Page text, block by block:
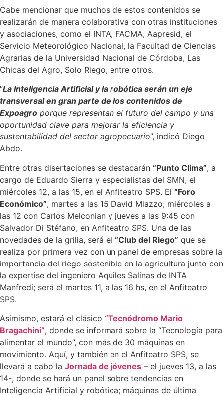
Cabe mencionar que muchos de estos contenidos se
realizarán de manera colaborativa con otras instituciones
y asociaciones, como el INTA, FACMA, Aapresid, el
Servicio Meteorológico Nacional, la Facultad de Ciencias
Agrarias de la Universidad Nacional de Córdoba, Las
Chicas del Agro, Solo Riego, entre otros.
“La Inteligencia Artificial y la robótica serán un eje
transversal en gran parte de los contenidos de
Expoagro porque representan el futuro del campo y una
oportunidad clave para mejorar la eficiencia y
sustentabilidad del sector agropecuario”, indicó Diego
Abdo.
Entre otras disertaciones se destacarán “Punto Clima”, a
cargo de Eduardo Sierra y especialistas del SMN, el
miércoles 12, a las 15, en el Anfiteatro SPS. El “Foro
Económico”, martes a las 15 David Miazzo; miércoles a
las 12 con Carlos Melconian y jueves a las 9:45 con
Salvador Di Stéfano, en Anfiteatro SPS. Una de las
novedades de la grilla, será el “Club del Riego” que se
realiza por primera vez con un panel de empresas sobre la
importancia del riego sostenible en la agricultura junto con
la expertise del ingeniero Aquiles Salinas de INTA
Manfredi; será el martes 11, a las 16 hs, en el Anfiteatro
SPS.
Asimismo, estará el clásico “Tecnódromo Mario
Bragachini”, donde se informará sobre la “Tecnología para
alimentar el mundo”, con más de 30 máquinas en
movimiento. Aquí, y también en el Anfiteatro SPS, se
llevará a cabo la Jornada de jóvenes – el jueves 13, a las
14-, donde se hará un panel sobre tendencias en
Inteligencia Artificial y robótica; máquinas de última